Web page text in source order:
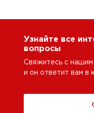
Узнайте все
вопросы
Свяжитесь с нашим
и он ответит вам в